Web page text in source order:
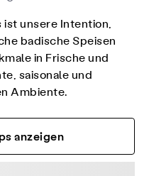
ist unsere Intention,
badische Speisen
in Frische und
saisonale und
Ambiente.
anzeigen